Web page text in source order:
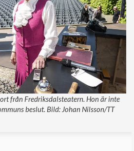
från Fredriksdalsteatern. Hon är inte
beslut. Bild: Johan Nilsson/TT